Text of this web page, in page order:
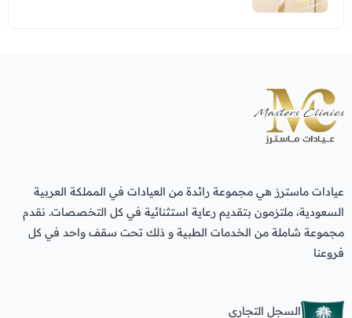
عيادات ماسترز هي مجموعة رائدة من العيادات في المملكة العربية
السعودية، ملتزمون بتقديم رعاية استثنائية في كل التخصصات. نقدم
مجموعة شاملة من الخدمات الطبية و ذلك تحت سقف واحد في كل
فروعنا
السجل التجاري